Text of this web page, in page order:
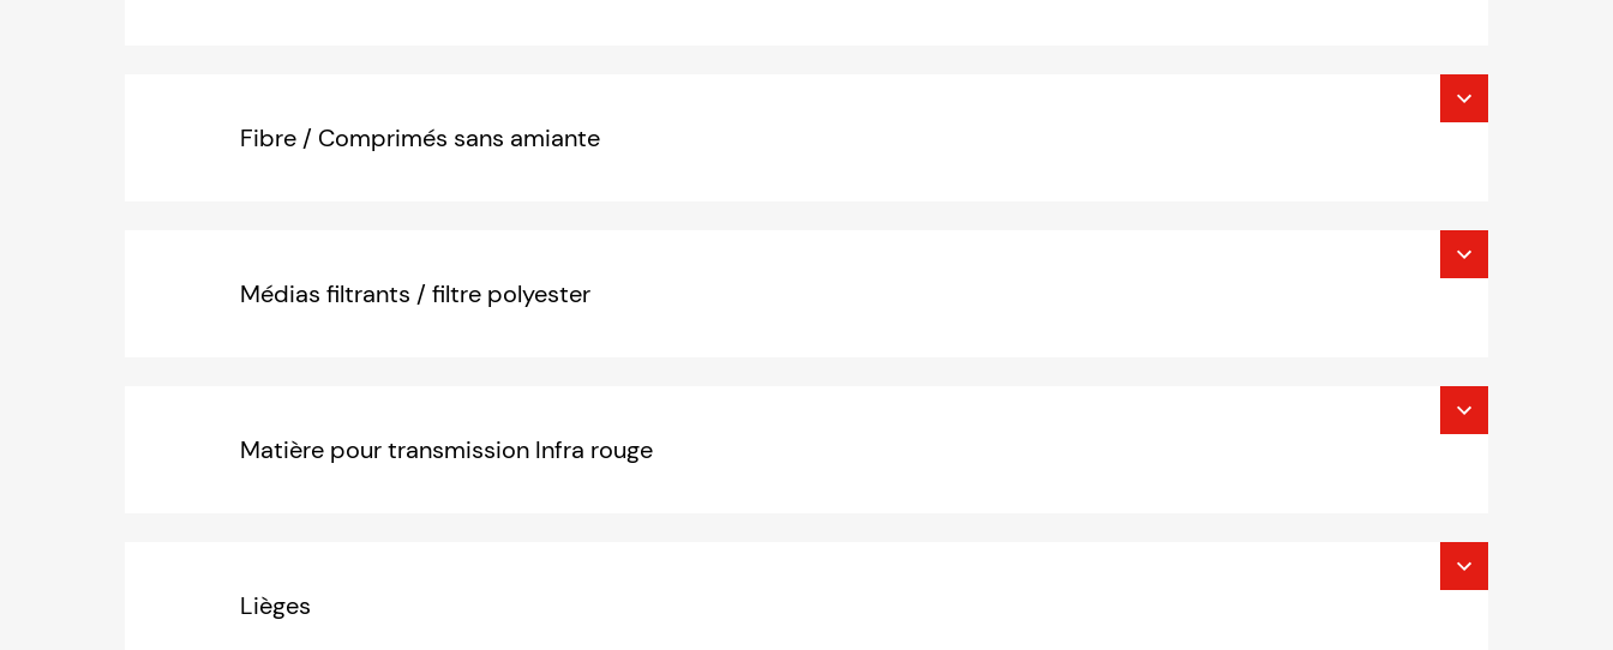
Fibre / Comprimés sans amiante
Médias filtrants / filtre polyester
Matière pour transmission Infra rouge
Lièges